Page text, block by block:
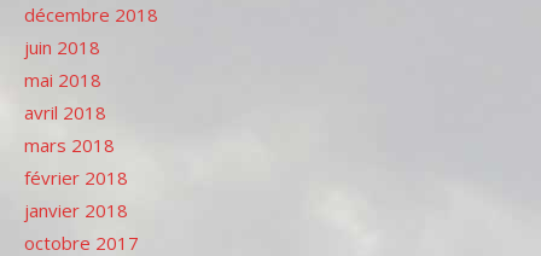
décembre 2018
juin 2018
mai 2018
avril 2018
mars 2018
février 2018
janvier 2018
octobre 2017